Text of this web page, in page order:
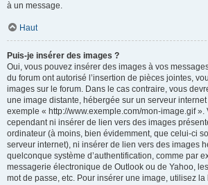
à un message.
Haut
Puis-je insérer des images ?
Oui, vous pouvez insérer des images à vos
du forum ont autorisé l’insertion de pièces jointes,
images sur le forum. Dans le cas contraire, vous
une image distante, hébergée sur un serveur
exemple « http://www.exemple.com/mon-image.gif ».
cependant ni insérer de lien vers des images
ordinateur (à moins, bien évidemment, que celui-ci
serveur internet), ni insérer de lien vers des images
quelconque système d’authentification, comme par
messagerie électronique de Outlook ou de Yahoo,
mot de passe, etc. Pour insérer une image, utilisez